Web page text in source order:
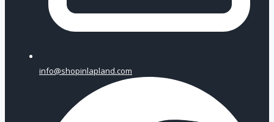
info@shopinlapland.com